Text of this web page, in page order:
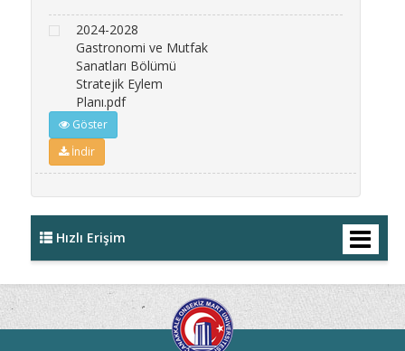
2024-2028
Gastronomi ve Mutfak
Sanatları Bölümü
Stratejik Eylem
Planı.pdf
Göster
İndir
Hızlı Erişim